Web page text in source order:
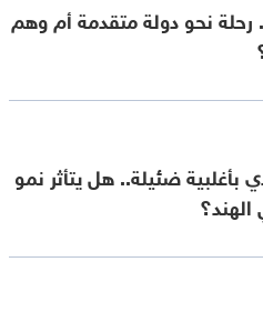
2047.. رحلة نحو دولة متقدمة أم وهم
بأغلبية ضئيلة.. هل يتأثر نمو